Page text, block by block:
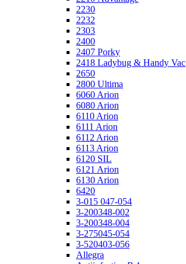
2230
2232
2303
2400
2407 Porky
2418 Ladybug & Handy Vac
2650
2800 Ultima
6060 Arion
6080 Arion
6110 Arion
6111 Arion
6112 Arion
6113 Arion
6120 SIL
6121 Arion
6130 Arion
6420
3-015 047-054
3-200348-002
3-200348-004
3-275045-054
3-520403-056
Allegra